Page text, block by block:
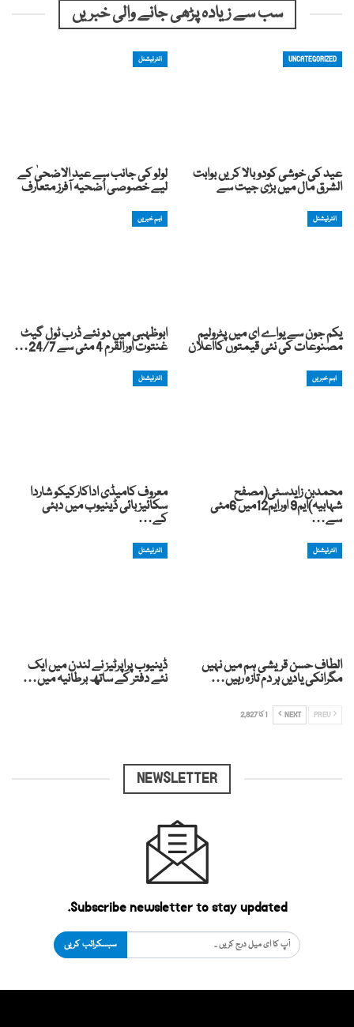
سب سے زیادہ پڑھی جانے والی خبریں
UNCATEGORIZED
عید کی خوشی کودوبالا کریں بوابت
الشرق مال میں بڑی جیت سے
انٹرنیشنل
لولو کی جانب سے عید الاضحیٰ کے
لیے خصوصی اُضحیہ آفرز متعارف
انٹرنیشنل
یکم جون سے یواے ای میں پٹرولیم
مصنوعات کی نئی قیمتوں کااعلان
اہم خبریں
ابوظہبی میں دو نئے ڈرب ٹول گیٹ
غنتوت اورالقرم 4 مئی سے 24/7…
اہم خبریں
محمدبن زایدسٹی(مصفح
شہابیہ)ایم9 اورایم12میں 6مئی
سے…
انٹرنیشنل
معروف کامیڈی اداکارکیکو شاردا
سکائیز بائی ڈینیوب میں دبئی
کے…
انٹرنیشنل
الطاف حسن قریشی ہم میں نہیں
مگرانکی یادیں ہر دم تازہ رہیں…
انٹرنیشنل
ڈینیوب پراپرٹیز نے لندن میں ایک
نئے دفتر کے ساتھ برطانیہ میں…
NEXT 1 کا 2,827
NEWSLETTER
Subscribe newsletter to stay updated.
سبسکرائب کریں